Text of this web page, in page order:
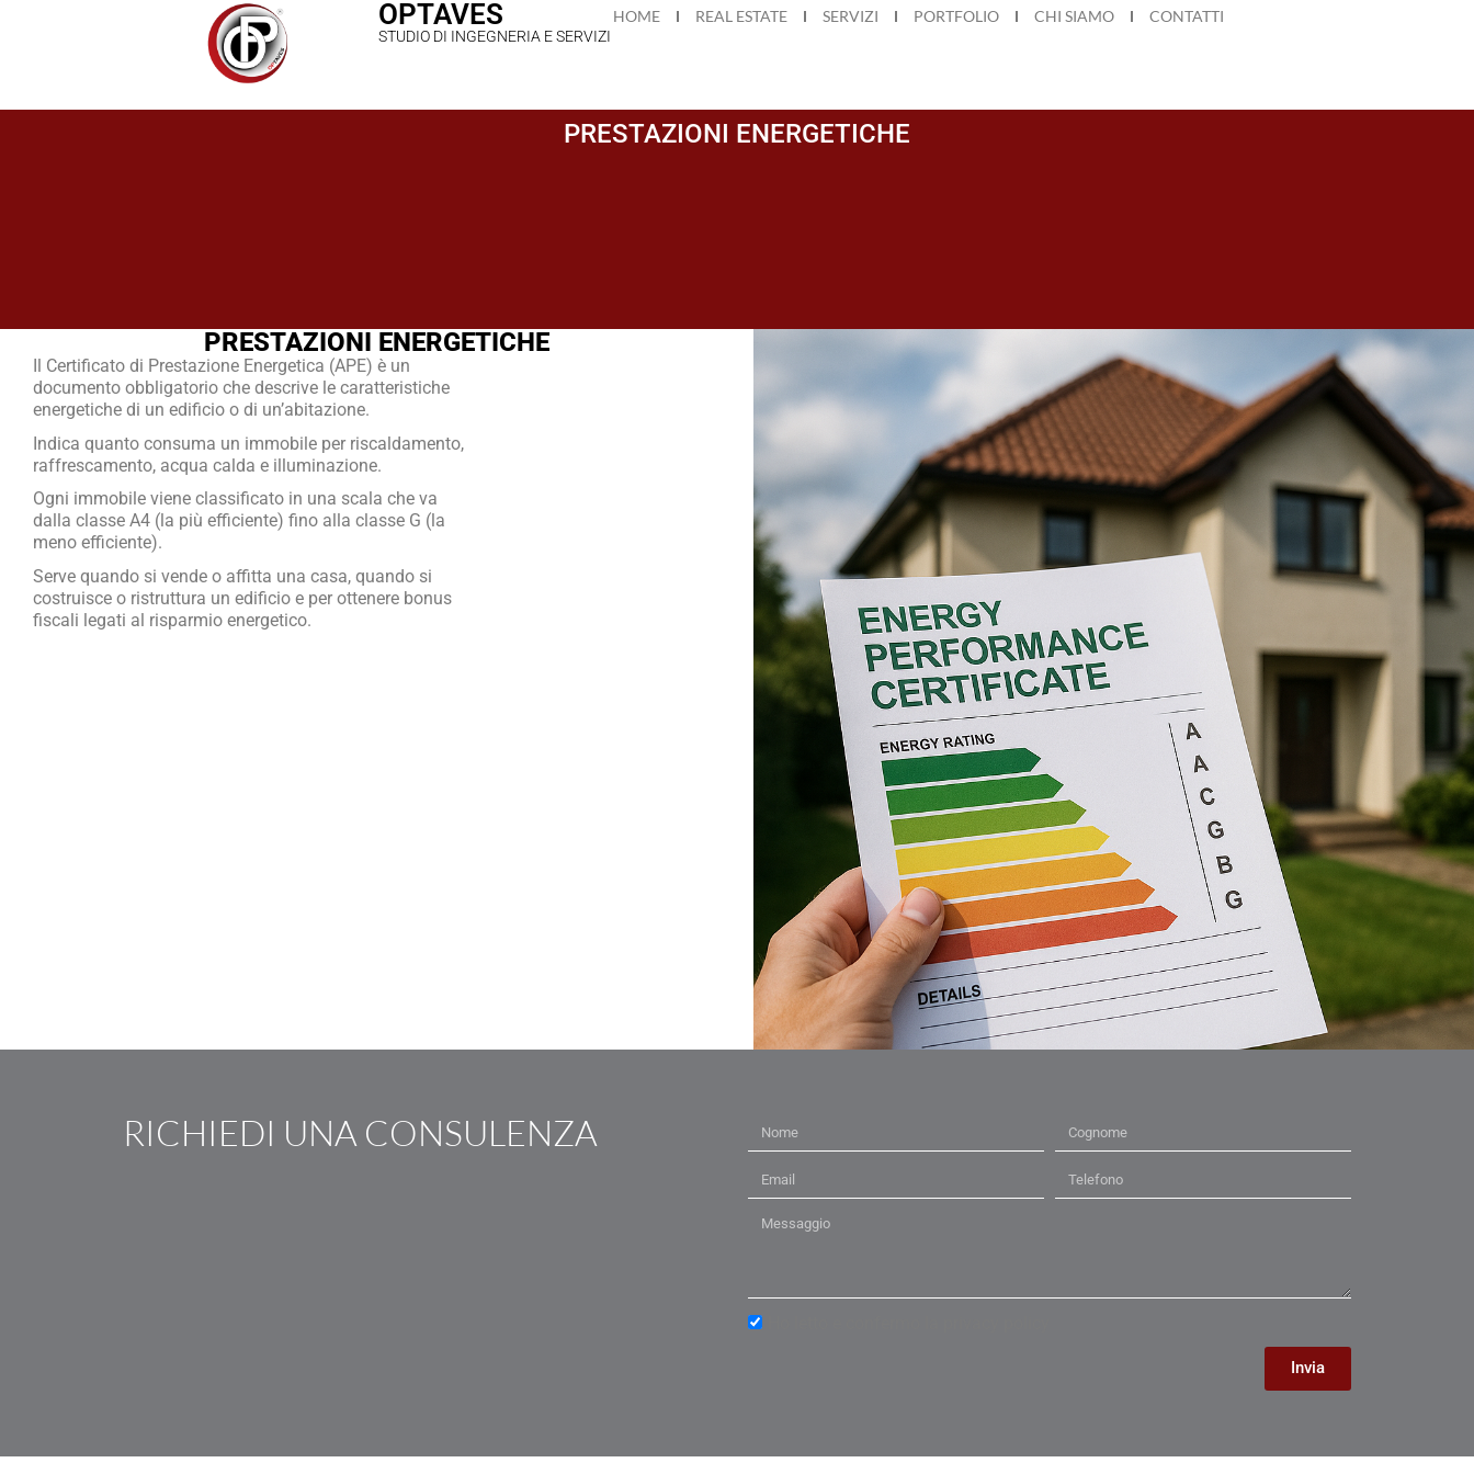
OPTAVES
STUDIO DI INGEGNERIA E SERVIZI
HOME REAL ESTATE SERVIZI PORTFOLIO CHI SIAMO CONTATTI
PRESTAZIONI ENERGETICHE
PRESTAZIONI ENERGETICHE
Il Certificato di Prestazione Energetica (APE) è un
documento obbligatorio che descrive le caratteristiche
energetiche di un edificio o di un’abitazione.
Indica quanto consuma un immobile per riscaldamento,
raffrescamento, acqua calda e illuminazione.
Ogni immobile viene classificato in una scala che va
dalla classe A4 (la più efficiente) fino alla classe G (la
meno efficiente).
Serve quando si vende o affitta una casa, quando si
costruisce o ristruttura un edificio e per ottenere bonus
fiscali legati al risparmio energetico.
RICHIEDI UNA CONSULENZA
Invia